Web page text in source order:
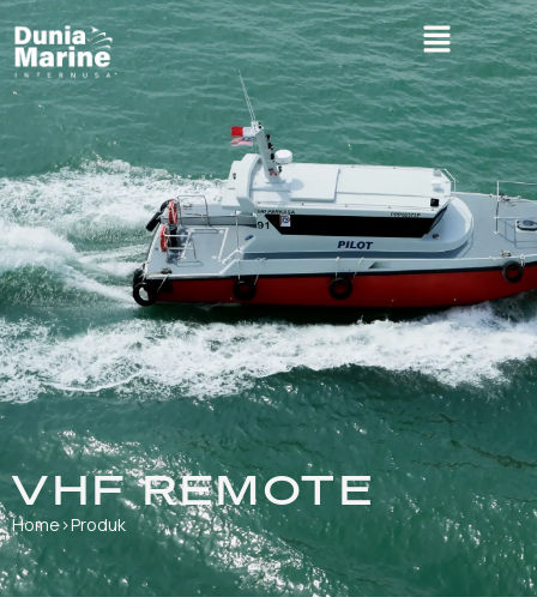
VHF REMOTE
Home›Produk